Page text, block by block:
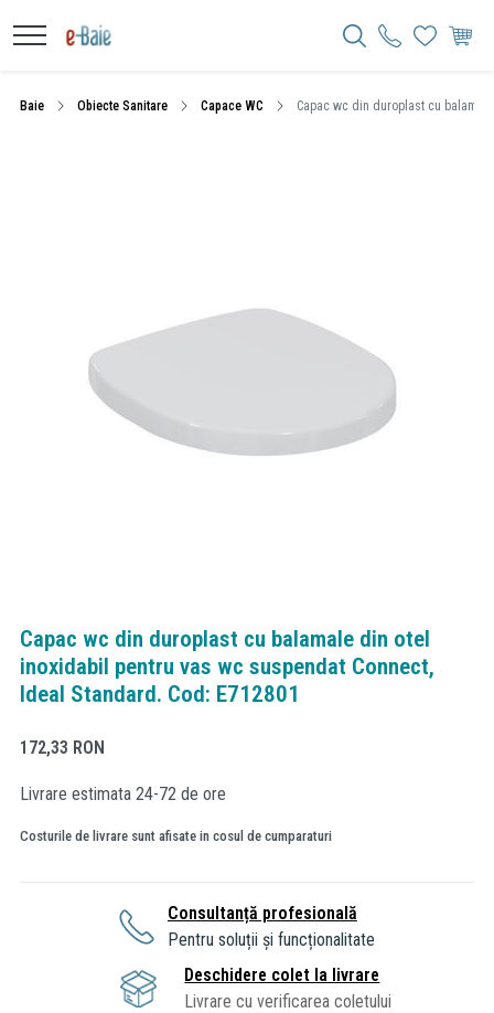
Baie Obiecte Sanitare Capace WC Capac wc din duroplast cu
Capac wc din duroplast cu balamale din otel
inoxidabil pentru vas wc suspendat Connect,
Ideal Standard. Cod: E712801
172,33 RON
Livrare estimata 24-72 de ore
Costurile de livrare sunt afisate in cosul de cumparaturi
Consultanță profesională
Pentru soluții și funcționalitate
Deschidere colet la livrare
Livrare cu verificarea coletului